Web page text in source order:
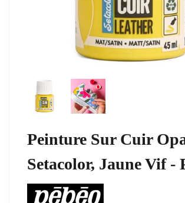
Peinture Sur Cuir
Setacolor, Jaune Vif -